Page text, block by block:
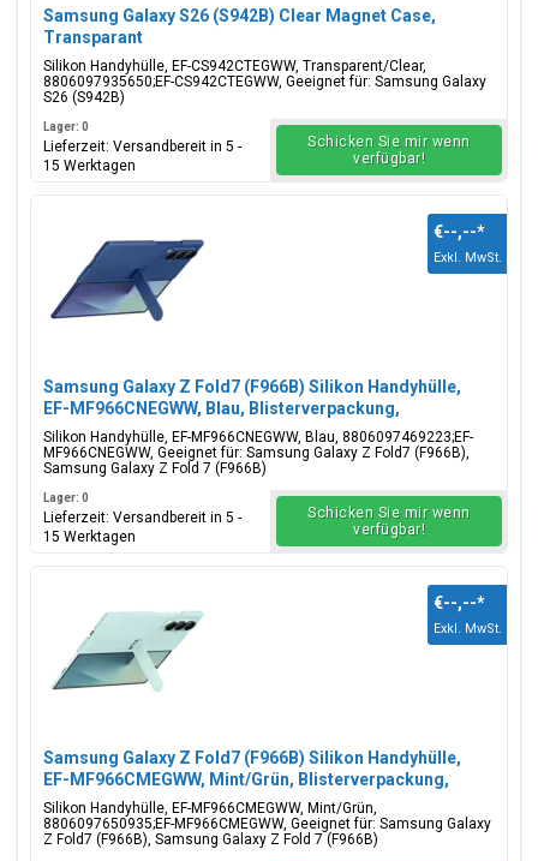
Samsung Galaxy S26 (S942B) Clear Magnet Case,
Transparant
Silikon Handyhülle, EF-CS942CTEGWW, Transparent/Clear,
8806097935650;EF-CS942CTEGWW, Geeignet für: Samsung Galaxy
S26 (S942B)
Lager: 0
Lieferzeit: Versandbereit in 5 -
15 Werktagen
Schicken Sie mir wenn
verfügbar!
Samsung Galaxy Z Fold7 (F966B) Silikon Handyhülle,
EF-MF966CNEGWW, Blau, Blisterverpackung,
8806097469223;EF-MF966CNEGWW
Silikon Handyhülle, EF-MF966CNEGWW, Blau, 8806097469223;EF-
MF966CNEGWW, Geeignet für: Samsung Galaxy Z Fold7 (F966B),
Samsung Galaxy Z Fold 7 (F966B)
€--,--*
Exkl. MwSt.
Lager: 0
Lieferzeit: Versandbereit in 5 -
15 Werktagen
Schicken Sie mir wenn
verfügbar!
Samsung Galaxy Z Fold7 (F966B) Silikon Handyhülle,
EF-MF966CMEGWW, Mint/Grün, Blisterverpackung,
8806097650935;EF-MF966CMEGWW
Silikon Handyhülle, EF-MF966CMEGWW, Mint/Grün,
8806097650935;EF-MF966CMEGWW, Geeignet für: Samsung Galaxy
Z Fold7 (F966B), Samsung Galaxy Z Fold 7 (F966B)
€--,--*
Exkl. MwSt.